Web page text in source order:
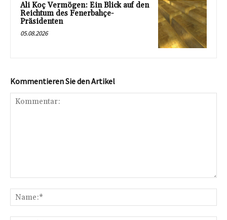
Ali Koç Vermögen: Ein Blick auf den
Reichtum des Fenerbahçe-
Präsidenten
05.08.2026
Kommentieren Sie den Artikel